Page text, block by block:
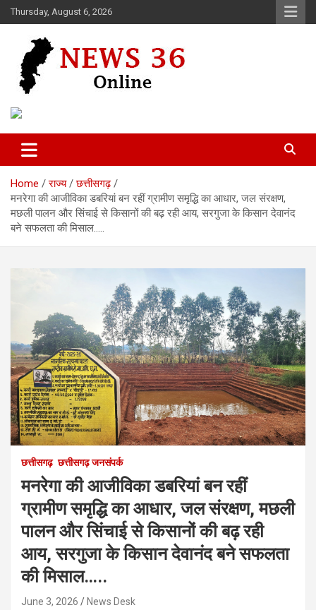
Skip
to
Thursday, August 6, 2026
News 36
Home राज्य
छत्तीसगढ़
मनरेगा की आजीविका डबरियां बन रहीं ग्रामीण समृद्धि का आधार, जल संरक्षण,
मछली पालन और सिंचाई से किसानों की बढ़ रही आय, सरगुजा के किसान देवानंद
बने सफलता की मिसाल…..
छत्तीसगढ़ छत्तीसगढ़ जनसंपर्क
मनरेगा की आजीविका डबरियां बन रहीं
ग्रामीण समृद्धि का आधार, जल संरक्षण, मछली
पालन और सिंचाई से किसानों की बढ़ रही
आय, सरगुजा के किसान देवानंद बने सफलता
की मिसाल…..
June 3, 2026 News Desk